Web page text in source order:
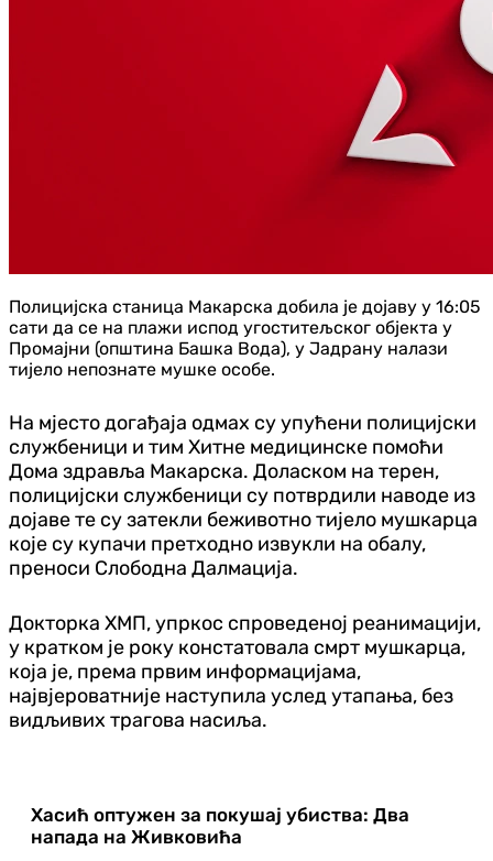
Полицијска станица Макарска добила је дојаву у 16:05
сати да се на плажи испод угоститељског објекта у
Промајни (општина Башка Вода), у Јадрану налази
тијело непознате мушке особе.
На мјесто догађаја одмах су упућени полицијски
службеници и тим Хитне медицинске помоћи
Дома здравља Макарска. Доласком на терен,
полицијски службеници су потврдили наводе из
дојаве те су затекли беживотно тијело мушкарца
које су купачи претходно извукли на обалу,
преноси Слободна Далмација.
Докторка ХМП, упркос спроведеној реанимацији,
у кратком је року констатовала смрт мушкарца,
која је, према првим информацијама,
највјероватније наступила услед утапања, без
видљивих трагова насиља.
Хасић оптужен за покушај убиства: Два
напада на Живковића